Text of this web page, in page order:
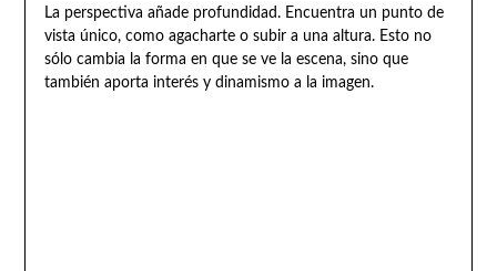
La perspectiva añade profundidad. Encuentra un punto de
vista único, como agacharte o subir a una altura. Esto no
sólo cambia la forma en que se ve la escena, sino que
también aporta interés y dinamismo a la imagen.